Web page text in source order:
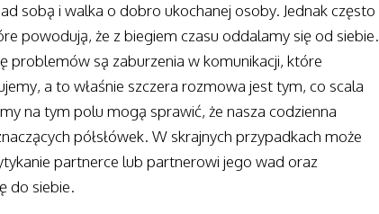
sobą i walka o dobro ukochanej osoby. Jednak często
powodują, że z biegiem czasu oddalamy się od siebie.
problemów są zaburzenia w komunikacji, które
a to właśnie szczera rozmowa jest tym, co scala
na tym polu mogą sprawić, że nasza codzienna
półsłówek. W skrajnych przypadkach może
partnerce lub partnerowi jego wad oraz
do siebie.